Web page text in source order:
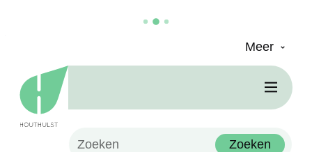
Meer
Houthulst
Waarmee kunnen we jou helpen?
Zoeken